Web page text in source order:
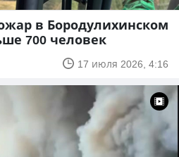
в Бородулихинском
700 человек
17 июля 2026, 4:16